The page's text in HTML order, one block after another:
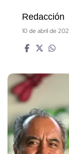
Redacción
10 de abril de